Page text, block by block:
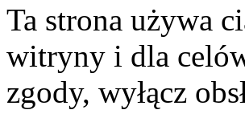
Ta strona używa
witryny i dla
zgody, wyłącz